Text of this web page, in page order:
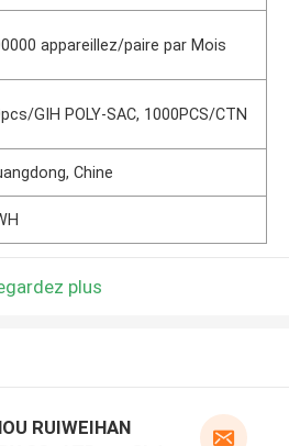
appareillez/paire par Mois
GIH POLY-SAC, 1000PCS/CTN
Chine
plus
RUIWEIHAN